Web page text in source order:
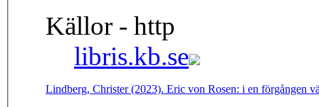
Källor - http
libris.kb.se
Lindberg, Christer (2023). Eric von Rosen: i en förgången